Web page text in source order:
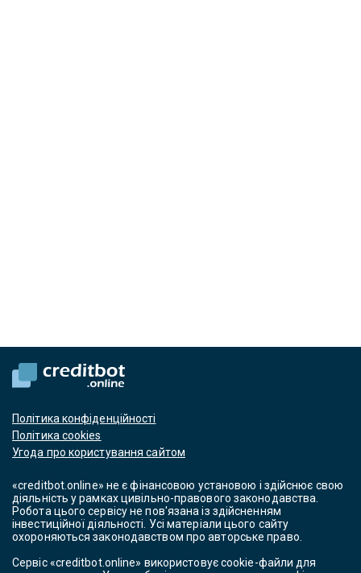
Політика конфіденційності
Політика cookies
Угода про користування сайтом
«creditbot.online» не є фінансовою установою і здійснює свою
діяльність у рамках цивільно-правового законодавства.
Робота цього сервісу не пов'язана із здійсненням
інвестиційної діяльності. Усі матеріали цього сайту
охороняються законодавством про авторське право.
Сервіс «creditbot.online» використовує cookie-файли для